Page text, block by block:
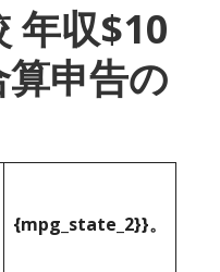
年収$10
申告の
{mpg_state_2}}。